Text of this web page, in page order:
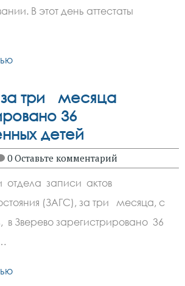
В этот день аттестаты
три месяца
36
детей
0 Оставьте комментарий
записи актов
(ЗАГС), за три месяца, с
Зверево зарегистрировано 36